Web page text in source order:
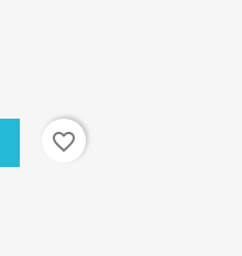
favorite_border